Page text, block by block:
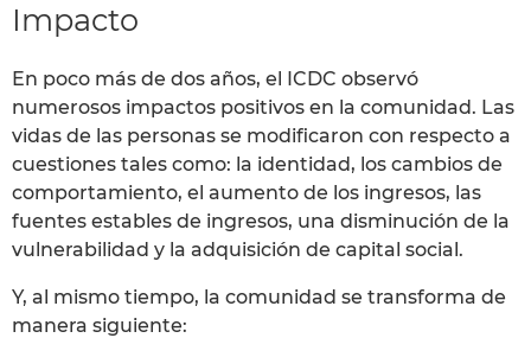
Impacto
En poco más de dos años, el ICDC observó
numerosos impactos positivos en la comunidad. Las
vidas de las personas se modificaron con respecto a
cuestiones tales como: la identidad, los cambios de
comportamiento, el aumento de los ingresos, las
fuentes estables de ingresos, una disminución de la
vulnerabilidad y la adquisición de capital social.
Y, al mismo tiempo, la comunidad se transforma de
manera siguiente: